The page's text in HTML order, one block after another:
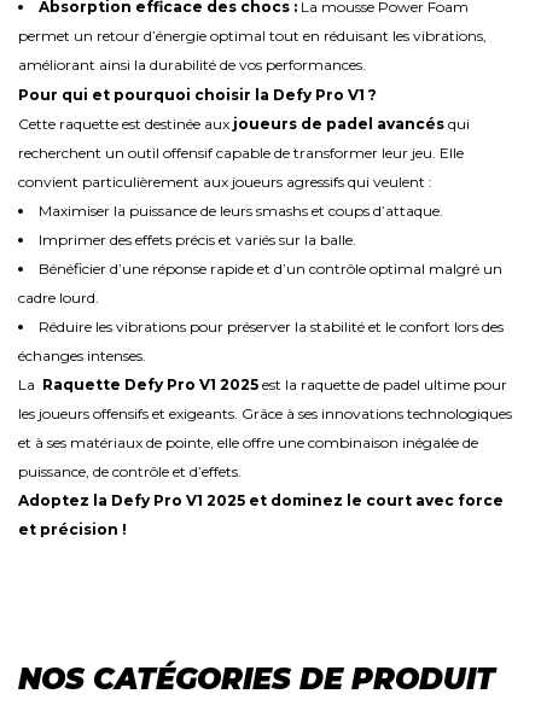
Absorption efficace des chocs : La mousse Power Foam
permet un retour d’énergie optimal tout en réduisant les vibrations,
améliorant ainsi la durabilité de vos performances.
Pour qui et pourquoi choisir la Defy Pro V1 ?
Cette raquette est destinée aux joueurs de padel avancés qui
recherchent un outil offensif capable de transformer leur jeu. Elle
convient particulièrement aux joueurs agressifs qui veulent :
Maximiser la puissance de leurs smashs et coups d’attaque.
Imprimer des effets précis et variés sur la balle.
Bénéficier d’une réponse rapide et d’un contrôle optimal malgré un
cadre lourd.
Réduire les vibrations pour préserver la stabilité et le confort lors des
échanges intenses.
La Raquette Defy Pro V1 2025 est la raquette de padel ultime pour
les joueurs offensifs et exigeants. Grâce à ses innovations technologiques
et à ses matériaux de pointe, elle offre une combinaison inégalée de
puissance, de contrôle et d’effets.
Adoptez la Defy Pro V1 2025 et dominez le court avec force
et précision !
NOS CATÉGORIES DE PRODUIT